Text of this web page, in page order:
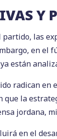
Y
partido, las
en el
están
radican en
que la
jordana,
en el